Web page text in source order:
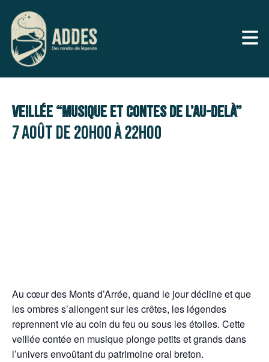
Veillée “Musique et contes de l’au-delà”
7 août de 20h00à22h00
Au cœur des Monts d’Arrée, quand le jour décline et que
les ombres s’allongent sur les crêtes, les légendes
reprennent vie au coin du feu ou sous les étoiles. Cette
veillée contée en musique plonge petits et grands dans
l’univers envoûtant du patrimoine oral breton.